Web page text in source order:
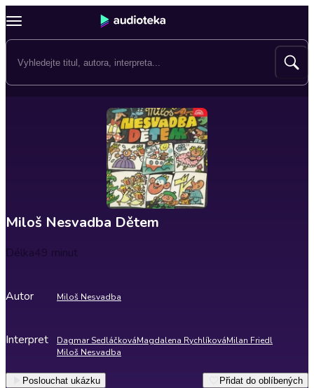
Miloš Nesvadba Dětem
Délka49 minut
Autor Miloš Nesvadba
Interpret Dagmar SedláčkováMagdalena RychlíkováMilan Friedl
Miloš Nesvadba
Poslouchat ukázku Přidat do oblíbených